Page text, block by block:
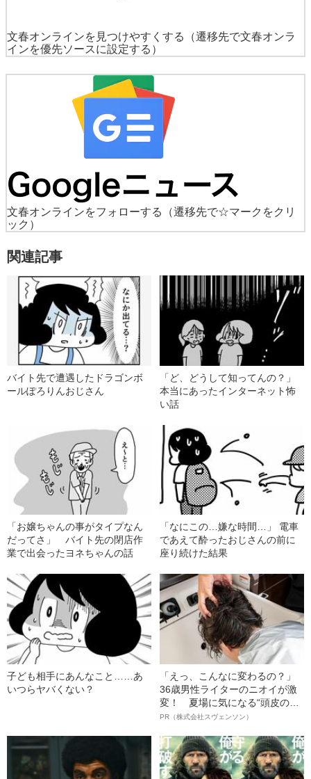
文春オンラインを見つけやすくする
（遷移先で文春オンラ
インを優先ソースに設定する）
文春オンラインをフォローする
（遷移先で☆マークをクリ
ック）
関連記事
バイト先で遭遇したドラゴンボ
ールぽろりんおじさん
「ど、どうして知ってんの？」
本当にあったインターネット怖
い話
「お嬢ちゃんの事がタイプなん
だってさ」 バイト先の閉店作
業で出会ったヨネちゃんの話
「なにこの…嫌な時間…」 電車
であえて酔ったおじさんの前に
座り続けた結果
子ども相手にあんなこと……あ
いつらヤバくない？
「えっ、こんなに変わるの？」
36歳男性ライターのニオイが激
変！ 夏場に気になる“頭皮のニ
オイ”や“ベタつき”を解消す
ト”が生み出した徹底ケアとは
PR（株式会社スヴェンソン）